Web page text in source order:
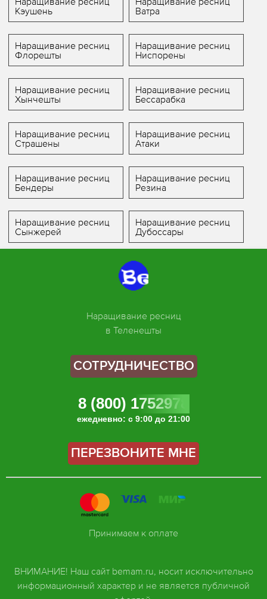
Кэушень
Ватра
Наращивание ресниц
Флорешты
Наращивание ресниц
Ниспорены
Наращивание ресниц
Хынчешты
Наращивание ресниц
Бессарабка
Наращивание ресниц
Страшены
Наращивание ресниц
Атаки
Наращивание ресниц
Бендеры
Наращивание ресниц
Резина
Наращивание ресниц
Сынжерей
Наращивание ресниц
Дубоссары
Наращивание ресниц
в Теленешты
СОТРУДНИЧЕСТВО
8 (800) 1752978
ежедневно: с 9:00 до 21:00
ПЕРЕЗВОНИТЕ МНЕ
ВНИМАНИЕ! Наш сайт bemam.ru, носит исключительно
информационный характер и не является публичной
Принимаем к оплате